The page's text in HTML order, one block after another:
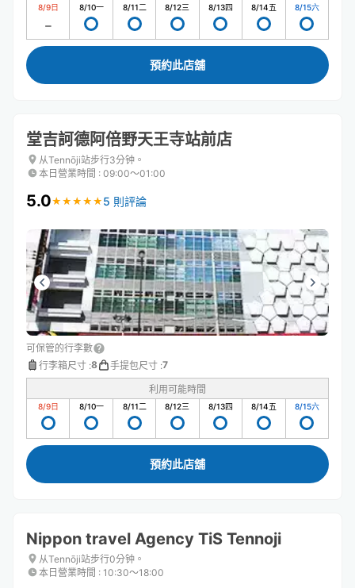
8/9日 8/10一 8/11二 8/12三 8/13四 8/14五 8/15六
預約此店舖
堂吉訶德阿倍野天王寺站前店
从Tennōji站步行3分钟。
本日營業時間 : 09:00〜01:00
5.0★ ★ ★ ★ ★
★ ★ ★ ★ ★ 5 則評論
可保管的行李數
行李箱尺寸 :8 手提包尺寸 :7
利用可能時間
8/9日 8/10一 8/11二 8/12三 8/13四 8/14五 8/15六
預約此店舖
Nippon travel Agency TiS Tennoji
从Tennōji站步行0分钟。
本日營業時間 : 10:30〜18:00